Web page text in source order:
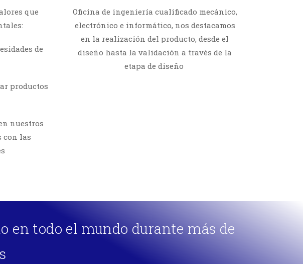
que
de
productos
nuestros
con las
Oficina de ingeniería cualificado mecánico,
electrónico e informático, nos destacamos
en la realización del producto, desde el
diseño hasta la validación a través de la
etapa de diseño
en todo el mundo durante más de